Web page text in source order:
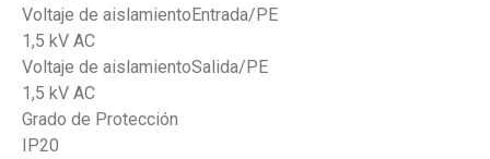
Voltaje de aislamientoEntrada/PE
1,5 kV AC
Voltaje de aislamientoSalida/PE
1,5 kV AC
Grado de Protección
IP20